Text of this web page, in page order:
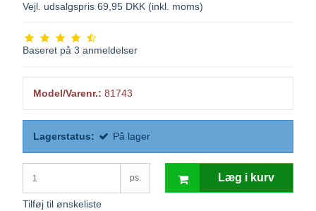
Vejl. udsalgspris 69,95 DKK (inkl. moms)
Baseret på 3 anmeldelser
Model/Varenr.: 81743
Lagerstatus: På lager
ps. Læg i kurv
Tilføj til ønskeliste